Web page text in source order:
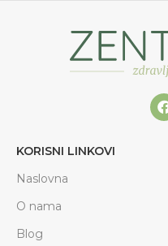
KORISNI LINKOVI
Naslovna
O nama
Blog